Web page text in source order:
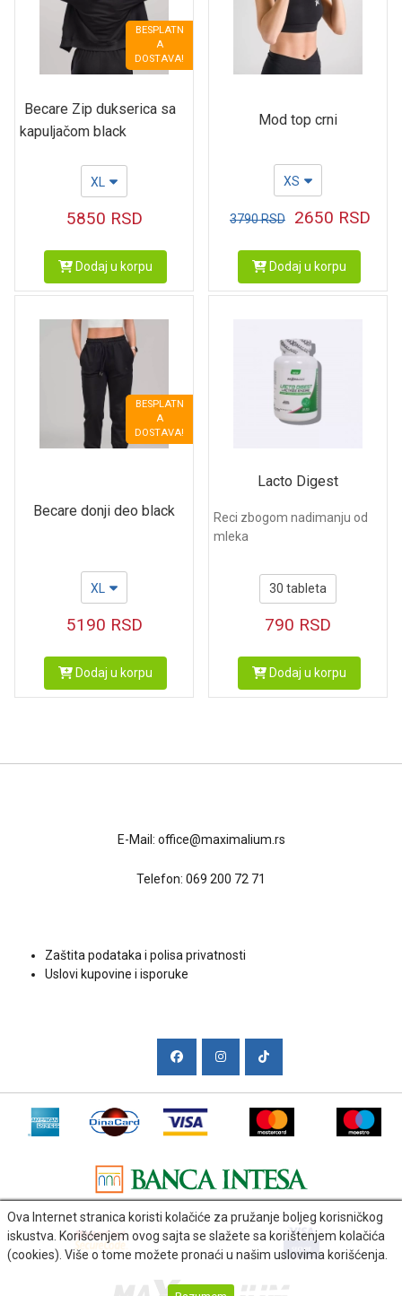
BESPLATN
A
DOSTAVA!
Becare Zip dukserica sa
kapuljačom black
XL
5850 RSD
Dodaj u korpu
Mod top crni
XS
3790RSD 2650 RSD
Dodaj u korpu
BESPLATN
A
DOSTAVA!
Becare donji deo black
XL
5190 RSD
Dodaj u korpu
Lacto Digest
Reci zbogom nadimanju od
mleka
30 tableta
790 RSD
Dodaj u korpu
E-Mail: office@maximalium.rs
Telefon: 069 200 72 71
Zaštita podataka i polisa privatnosti
Uslovi kupovine i isporuke
Ova Internet stranica koristi kolačiće za pružanje boljeg korisničkog
iskustva. Korišćenjem ovog sajta se slažete sa korištenjem kolačića
(cookies). Više o tome možete pronaći u našim uslovima korišćenja.